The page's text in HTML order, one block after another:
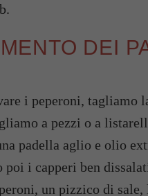
DEI
i peperoni, tagliamo
a pezzi o a
padella aglio e olio
poi i capperi ben
un pizzico di